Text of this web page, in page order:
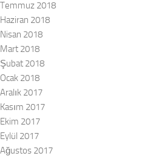
Temmuz 2018
Haziran 2018
Nisan 2018
Mart 2018
Şubat 2018
Ocak 2018
Aralık 2017
Kasım 2017
Ekim 2017
Eylül 2017
Ağustos 2017